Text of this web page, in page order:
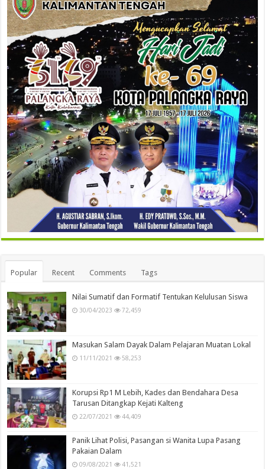
Popular Recent Comments Tags
Nilai Sumatif dan Formatif Tentukan Kelulusan Siswa
30/04/2023 72,459
Masukan Salam Dayak Dalam Pelajaran Muatan Lokal
11/11/2021 58,253
Korupsi Rp1 M Lebih, Kades dan Bendahara Desa
Tarusan Ditangkap Kejati Kalteng
22/07/2021 44,409
Panik Lihat Polisi, Pasangan si Wanita Lupa Pasang
Pakaian Dalam
09/08/2021 41,521